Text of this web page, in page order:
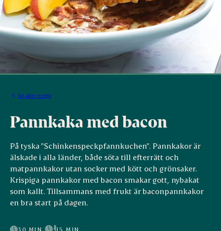
Se alle recept
Pannkaka med bacon
På tyska "Schinkenspeckpfannkuchen". Pannkakor är
älskade i alla länder, både söta till efterrätt och
matpannkakor utan socker med kött och grönsaker.
Krispiga pannkakor med bacon smakar gott, nybakat
som kallt. Tillsammans med frukt är baconpannkakor
en bra start på dagen.
30 MIN. 15 MIN.